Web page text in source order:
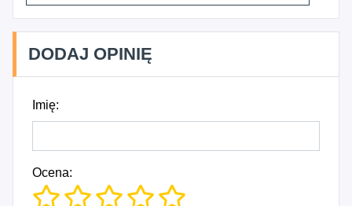
DODAJ OPINIĘ
Imię:
Ocena: